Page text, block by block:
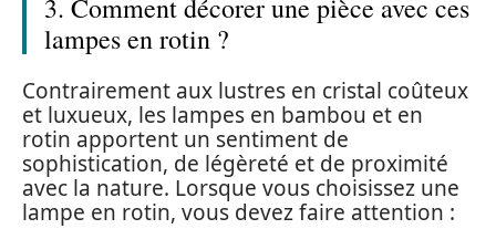
3. Comment décorer une pièce avec ces
lampes en rotin ?
Contrairement aux lustres en cristal coûteux
et luxueux, les lampes en bambou et en
rotin apportent un sentiment de
sophistication, de légèreté et de proximité
avec la nature. Lorsque vous choisissez une
lampe en rotin, vous devez faire attention :